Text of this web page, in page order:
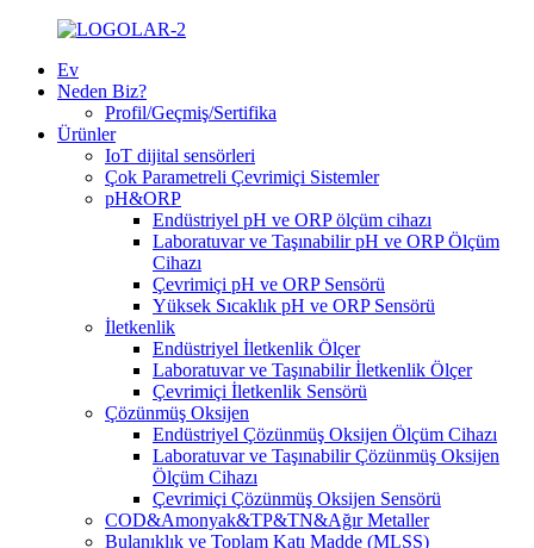
Ev
Neden Biz?
Profil/Geçmiş/Sertifika
Ürünler
IoT dijital sensörleri
Çok Parametreli Çevrimiçi Sistemler
pH&ORP
Endüstriyel pH ve ORP ölçüm cihazı
Laboratuvar ve Taşınabilir pH ve ORP Ölçüm
Cihazı
Çevrimiçi pH ve ORP Sensörü
Yüksek Sıcaklık pH ve ORP Sensörü
İletkenlik
Endüstriyel İletkenlik Ölçer
Laboratuvar ve Taşınabilir İletkenlik Ölçer
Çevrimiçi İletkenlik Sensörü
Çözünmüş Oksijen
Endüstriyel Çözünmüş Oksijen Ölçüm Cihazı
Laboratuvar ve Taşınabilir Çözünmüş Oksijen
Ölçüm Cihazı
Çevrimiçi Çözünmüş Oksijen Sensörü
COD&Amonyak&TP&TN&Ağır Metaller
Bulanıklık ve Toplam Katı Madde (MLSS)